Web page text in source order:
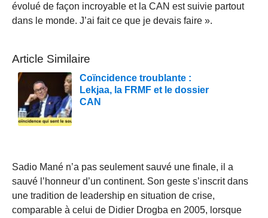
évolué de façon incroyable et la CAN est suivie partout
dans le monde. J’ai fait ce que je devais faire ».
Article Similaire
Coïncidence troublante :
Lekjaa, la FRMF et le dossier
CAN
Sadio Mané n’a pas seulement sauvé une finale, il a
sauvé l’honneur d’un continent. Son geste s’inscrit dans
une tradition de leadership en situation de crise,
comparable à celui de Didier Drogba en 2005, lorsque